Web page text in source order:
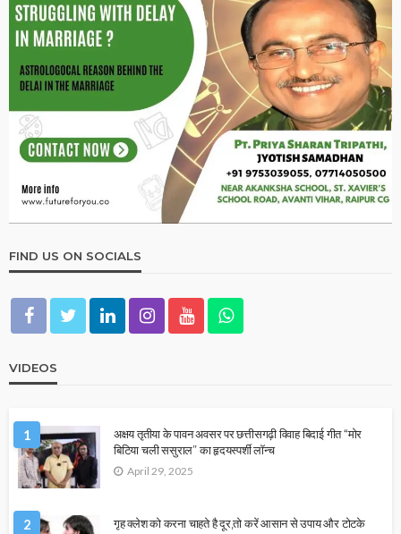
FIND US ON SOCIALS
VIDEOS
1
अक्षय तृतीया के पावन अवसर पर छत्तीसगढ़ी विवाह बिदाई गीत “मोर
बिटिया चली ससुराल” का हृदयस्पर्शी लॉन्च
April 29, 2025
2 गृह क्लेश को करना चाहते है दूर,तो करें आसान से उपाय और टोटके